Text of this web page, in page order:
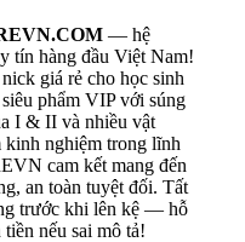
— hệ
tín hàng đầu Việt Nam!
giá rẻ cho học sinh
phẩm VIP với súng
I & II và nhiều vật
kinh nghiệm trong lĩnh
cam kết mang đến
an toàn tuyệt đối. Tất
trước khi lên kệ — hỗ
nếu sai mô tả!